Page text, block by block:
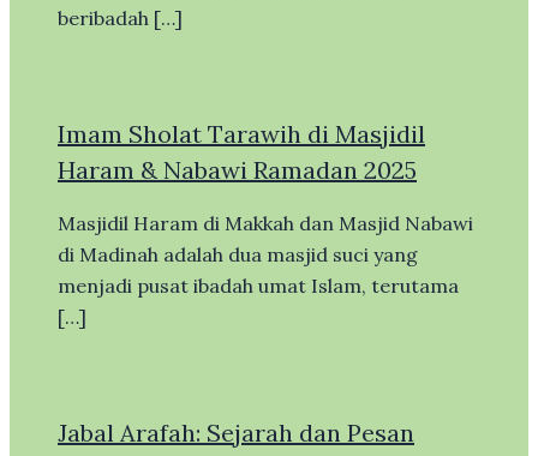
beribadah […]
Imam Sholat Tarawih di Masjidil
Haram & Nabawi Ramadan 2025
Masjidil Haram di Makkah dan Masjid Nabawi
di Madinah adalah dua masjid suci yang
menjadi pusat ibadah umat Islam, terutama
[…]
Jabal Arafah: Sejarah dan Pesan